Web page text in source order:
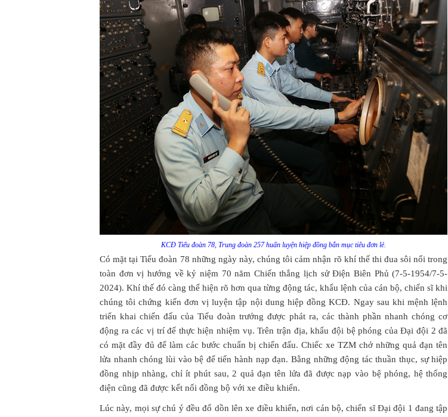
KCĐ Tiểu đoàn 78, Trung đoàn 257 huấn luyện hiệp đồng bắn mục tiêu đơn lẻ.
Có mặt tại Tiểu đoàn 78 những ngày này, chúng tôi cảm nhận rõ khí thế thi đua sôi nổi trong
toàn đơn vị hướng về kỷ niệm 70 năm Chiến thắng lịch sử Điện Biên Phủ (7-5-1954/7-5-
2024). Khí thế đó càng thể hiện rõ hơn qua từng động tác, khẩu lệnh của cán bộ, chiến sĩ khi
chúng tôi chứng kiến đơn vị luyện tập nội dung hiệp đồng KCĐ. Ngay sau khi mệnh lệnh
triển khai chiến đấu của Tiểu đoàn trưởng được phát ra, các thành phần nhanh chóng cơ
động ra các vị trí để thực hiện nhiệm vụ. Trên trận địa, khẩu đội bệ phóng của Đại đội 2 đã
có mặt đầy đủ để làm các bước chuẩn bị chiến đấu. Chiếc xe TZM chở những quả đạn tên
lửa nhanh chóng lùi vào bệ để tiến hành nạp đạn. Bằng những động tác thuần thục, sự hiệp
đồng nhịp nhàng, chỉ ít phút sau, 2 quả đạn tên lửa đã được nạp vào bệ phóng, hệ thống
điện cũng đã được kết nối đồng bộ với xe điều khiển.
Lúc này, mọi sự chú ý đều đổ dồn lên xe điều khiển, nơi cán bộ, chiến sĩ Đại đội 1 đang tập